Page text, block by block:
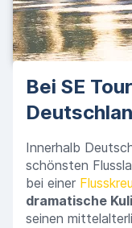
Bei SE
Innerhalb
schönsten
bei einer
dramatische
seinen